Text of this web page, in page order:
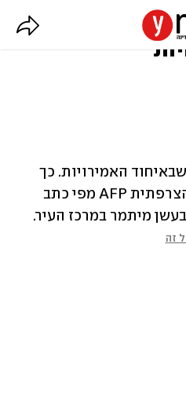
ועשן" בדובאי
מיתמר במרכז העיר.
זה